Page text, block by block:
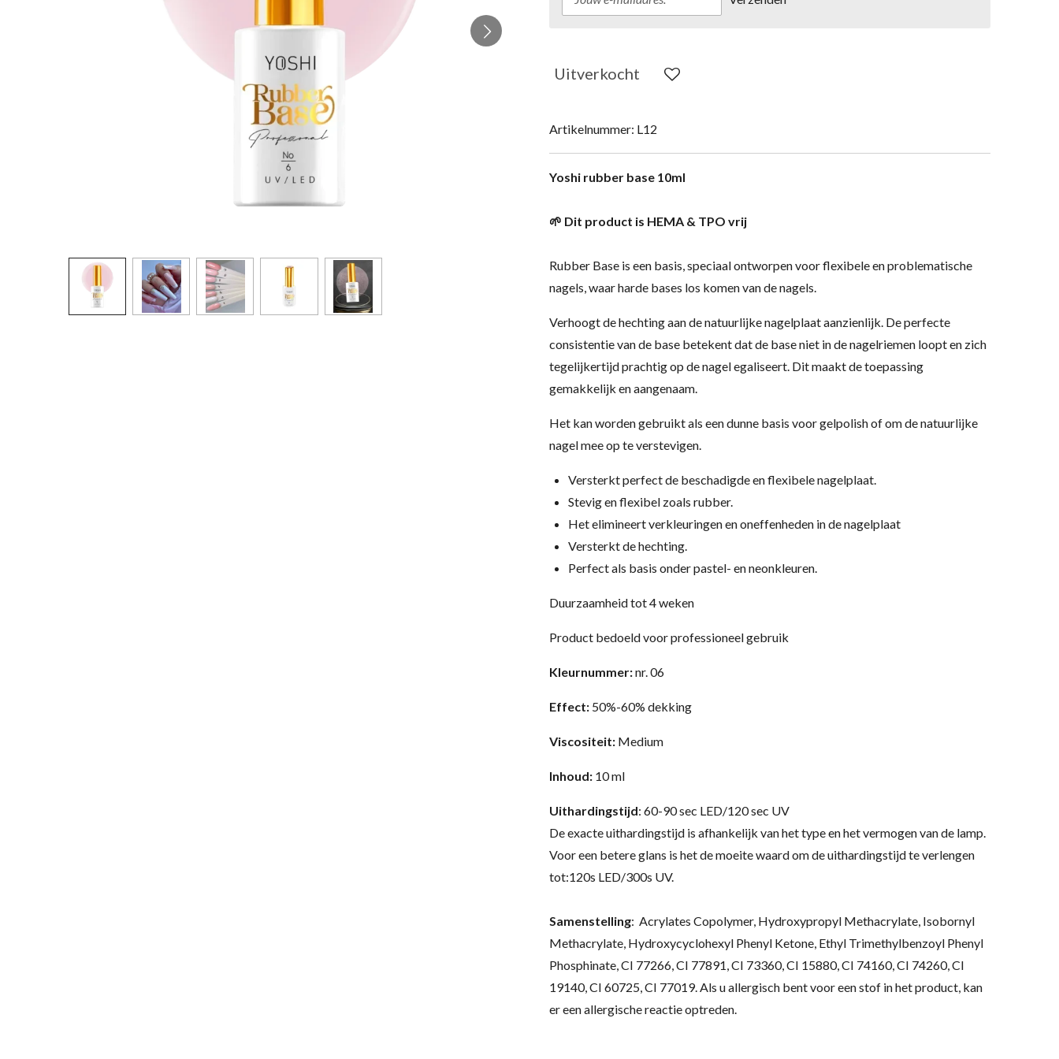
Uitverkocht
Artikelnummer: L12
Yoshi rubber base 10ml
🌱 Dit product is HEMA & TPO vrij
Rubber Base is een basis, speciaal ontworpen voor flexibele en problematische
nagels, waar harde bases los komen van de nagels.
Verhoogt de hechting aan de natuurlijke nagelplaat aanzienlijk. De perfecte
consistentie van de base betekent dat de base niet in de nagelriemen loopt en zich
tegelijkertijd prachtig op de nagel egaliseert. Dit maakt de toepassing
gemakkelijk en aangenaam.
Het kan worden gebruikt als een dunne basis voor gelpolish of om de natuurlijke
nagel mee op te verstevigen.
Versterkt perfect de beschadigde en flexibele nagelplaat.
Stevig en flexibel zoals rubber.
Het elimineert verkleuringen en oneffenheden in de nagelplaat
Versterkt de hechting.
Perfect als basis onder pastel- en neonkleuren.
Duurzaamheid tot 4 weken
Product bedoeld voor professioneel gebruik
Kleurnummer:nr. 06
Effect: 50%-60% dekking
Viscositeit: Medium
Inhoud: 10 ml
Uithardingstijd: 60-90 sec LED/120 sec UV
De exacte uithardingstijd is afhankelijk van het type en het vermogen van de lamp.
Voor een betere glans is het de moeite waard om de uithardingstijd te verlengen
tot:120s LED/300s UV.
Samenstelling: Acrylates Copolymer, Hydroxypropyl Methacrylate, Isobornyl
Methacrylate, Hydroxycyclohexyl Phenyl Ketone, Ethyl Trimethylbenzoyl Phenyl
Phosphinate, CI 77266, CI 77891, CI 73360, CI 15880, CI 74160, CI 74260, CI
19140, CI 60725, CI 77019. Als u allergisch bent voor een stof in het product, kan
er een allergische reactie optreden.